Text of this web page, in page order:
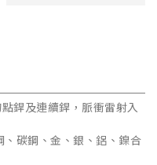
銲及連續銲，脈衝雷射入
碳鋼、金、銀、鋁、鎳合